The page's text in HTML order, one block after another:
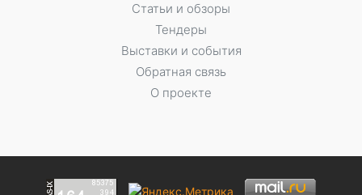
Статьи и обзоры
Тендеры
Выставки и события
Обратная связь
О проекте